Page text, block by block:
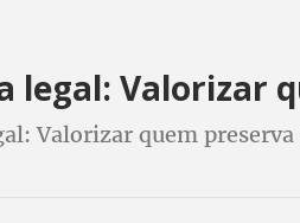
legal: Valorizar
Valorizar quem